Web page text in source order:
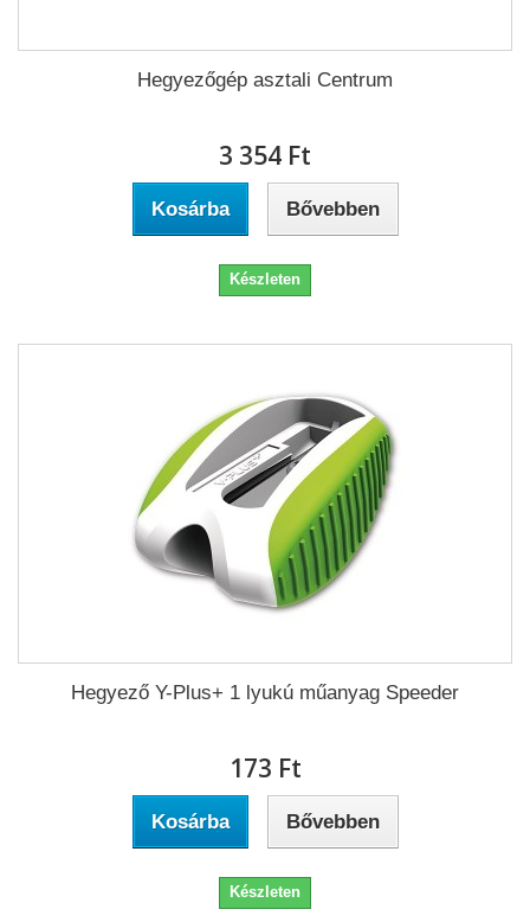
Hegyezőgép asztali Centrum
3 354 Ft‎
Kosárba Bővebben
Készleten
Hegyező Y-Plus+ 1 lyukú műanyag Speeder
173 Ft‎
Kosárba Bővebben
Készleten